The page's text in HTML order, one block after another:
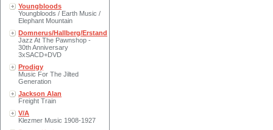
Youngbloods
Youngbloods / Earth Music /
Elephant Mountain
Domnerus/Hallberg/Erstand
Jazz At The Pawnshop -
30th Anniversary
3xSACD+DVD
Prodigy
Music For The Jilted
Generation
Jackson Alan
Freight Train
V/A
Klezmer Music 1908-1927